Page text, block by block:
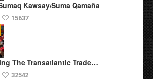
Kawsay/Suma Qamaña
15637
The Transatlantic Trade…
32542